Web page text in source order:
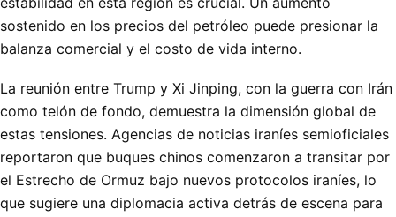
sostenido en los precios del petróleo puede presionar la
balanza comercial y el costo de vida interno.
La reunión entre Trump y Xi Jinping, con la guerra con Irán
como telón de fondo, demuestra la dimensión global de
estas tensiones. Agencias de noticias iraníes semioficiales
reportaron que buques chinos comenzaron a transitar por
el Estrecho de Ormuz bajo nuevos protocolos iraníes, lo
que sugiere una diplomacia activa detrás de escena para